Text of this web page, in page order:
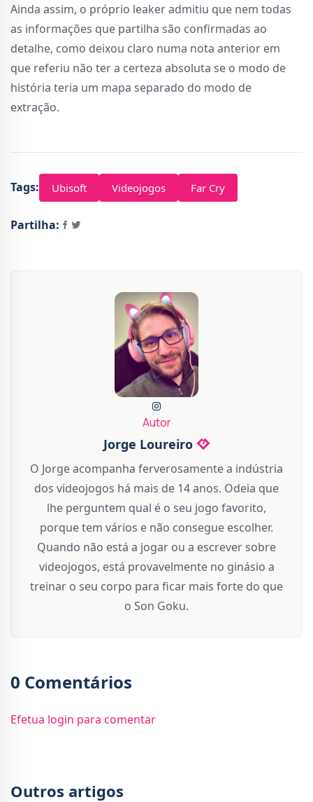
Ainda assim, o próprio leaker admitiu que nem todas
as informações que partilha são confirmadas ao
detalhe, como deixou claro numa nota anterior em
que referiu não ter a certeza absoluta se o modo de
história teria um mapa separado do modo de
extração.
Tags: Ubisoft Videojogos Far Cry
Partilha:
Autor
Jorge Loureiro
O Jorge acompanha ferverosamente a indústria
dos videojogos há mais de 14 anos. Odeia que
lhe perguntem qual é o seu jogo favorito,
porque tem vários e não consegue escolher.
Quando não está a jogar ou a escrever sobre
videojogos, está provavelmente no ginásio a
treinar o seu corpo para ficar mais forte do que
o Son Goku.
0 Comentários
Efetua login para comentar
Outros artigos